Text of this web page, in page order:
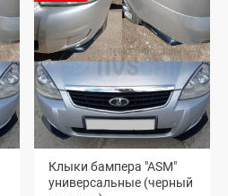
Клыки бампера "ASM"
универсальные (черный